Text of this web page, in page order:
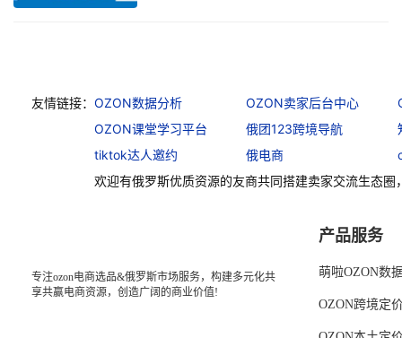
友情链接： OZON数据分析 OZON卖家后台中心
OZON课堂学习平台
俄团123跨境导航
tiktok达人邀约
俄电商
欢迎有俄罗斯优质资源的友商共同搭建卖家交流生态圈
专注ozon电商选品&俄罗斯市场服务，构建多元化共
享共赢电商资源，创造广阔的商业价值!
产品服务
萌啦OZON数
OZON跨境定